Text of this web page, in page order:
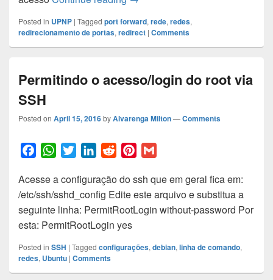
Posted in UPNP | Tagged port forward, rede, redes,
redirecionamento de portas, redirect | Comments
Permitindo o acesso/login do root via
SSH
Posted on April 15, 2016byAlvarenga Milton—Comments
c
e
b
o
o
k
W
a
t
s
A
p
p
i
t
e
n
k
e
d
n
R
d
d
i
t
n
t
e
e
t
a
i
Acesse a configuração do ssh que em geral fica em:
/etc/ssh/sshd_config Edite este arquivo e substitua a
seguinte linha: PermitRootLogin without-password Por
esta: PermitRootLogin yes
Posted in SSH | Tagged configurações, debian, linha de comando,
redes, Ubuntu | Comments